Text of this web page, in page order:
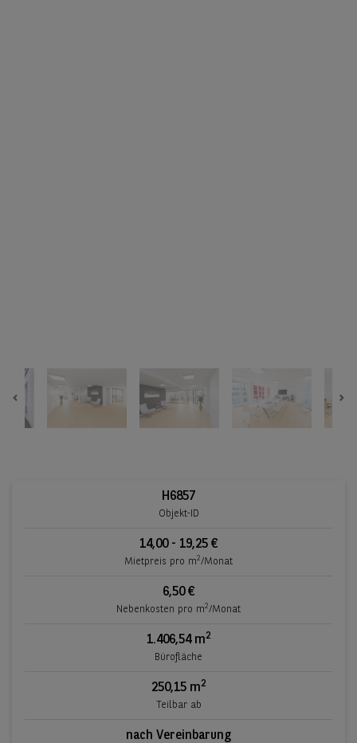
Previous
H6857
Objekt-ID
14,00 - 19,25 €
Mietpreis pro m2/Monat
6,50 €
Nebenkosten pro m2/Monat
1.406,54 m2
Bürofläche
250,15 m2
Teilbar ab
nach Vereinbarung